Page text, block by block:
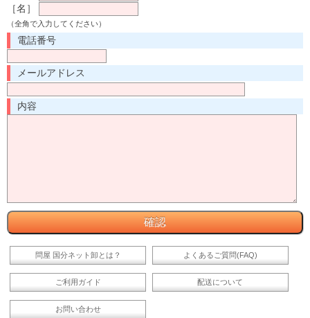
［名］
（全角で入力してください）
電話番号
メールアドレス
内容
問屋 国分ネット卸とは？ よくあるご質問(FAQ)
ご利用ガイド 配送について
お問い合わせ